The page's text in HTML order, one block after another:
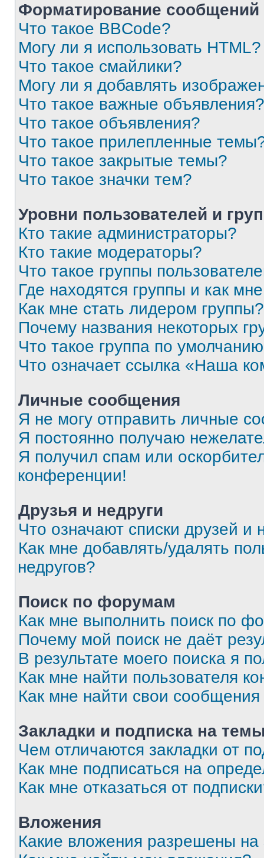
Форматирование
Что такое BBCode?
Могу ли я использовать HTML?
Что такое смайлики?
Могу ли я добавлять
Что такое важные объявления?
Что такое объявления?
Что такое прилепленные
Что такое закрытые темы?
Что такое значки тем?
Уровни пользователей и
Кто такие администраторы?
Кто такие модераторы?
Что такое группы
Где находятся группы и как
Как мне стать лидером группы?
Почему названия некоторых
Что такое группа по
Что означает ссылка «Наша
Личные сообщения
Я не могу отправить личные
Я постоянно получаю
Я получил спам или
конференции!
Друзья и недруги
Что означают списки друзей и
Как мне добавлять/удалять
недругов?
Поиск по форумам
Как мне выполнить поиск по
Почему мой поиск не даёт
В результате моего поиска я
Как мне найти пользователя
Как мне найти свои
Закладки и подписка на
Чем отличаются закладки от
Как мне подписаться на
Как мне отказаться от
Вложения
Какие вложения разрешены